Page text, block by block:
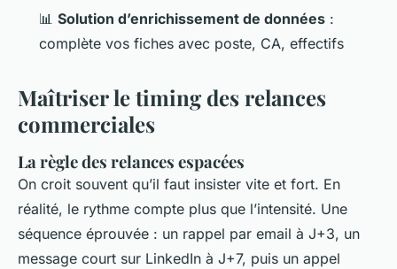
📊 Solution d’enrichissement de données :
complète vos fiches avec poste, CA, effectifs
Maîtriser le timing des relances
commerciales
La règle des relances espacées
On croit souvent qu’il faut insister vite et fort. En
réalité, le rythme compte plus que l’intensité. Une
séquence éprouvée : un rappel par email à J+3, un
message court sur LinkedIn à J+7, puis un appel